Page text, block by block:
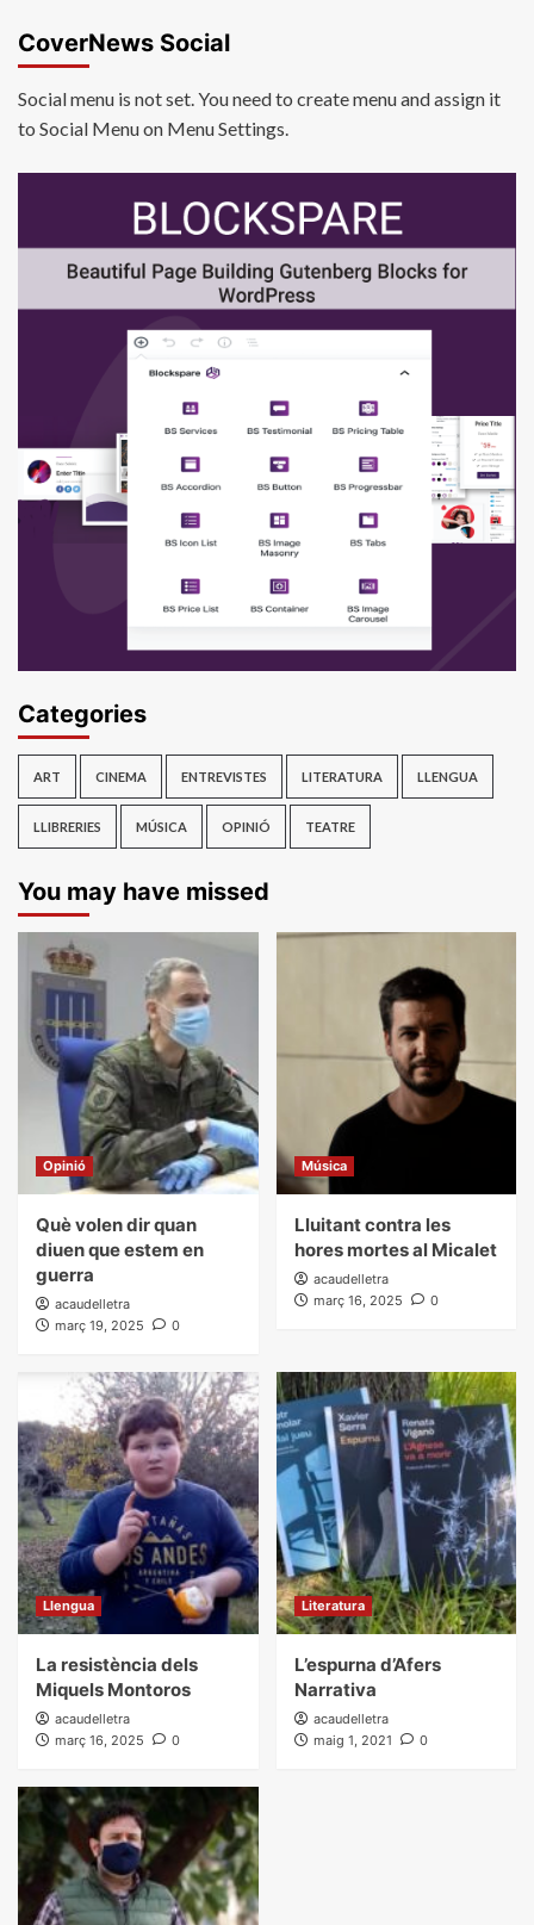
CoverNews Social
Social menu is not set. You need to create menu and assign it
to Social Menu on Menu Settings.
Categories
ART CINEMA ENTREVISTES LITERATURA LLENGUA
LLIBRERIES MÚSICA OPINIÓ TEATRE
You may have missed
Opinió
Què volen dir quan
diuen que estem en
guerra
acaudelletra
març 19, 2025
0
Música
Lluitant contra les
hores mortes al Micalet
acaudelletra
març 16, 2025
0
Llengua
La resistència dels
Miquels Montoros
acaudelletra
març 16, 2025
0
Literatura
L’espurna d’Afers
Narrativa
acaudelletra
maig 1, 2021
0